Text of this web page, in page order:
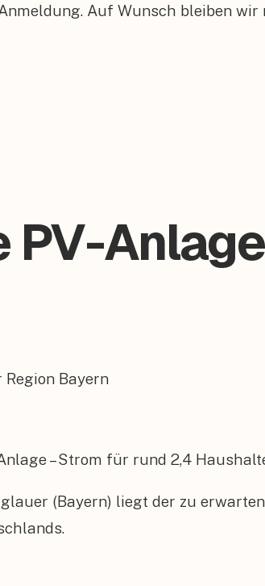
Auf Wunsch bleiben
PV-
Region Bayern
– Strom für rund 2,4
(Bayern) liegt der zu